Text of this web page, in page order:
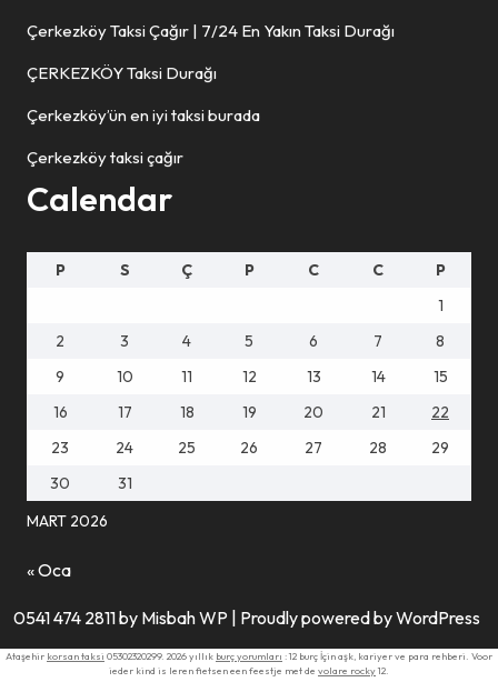
Çerkezköy Taksi Çağır | 7/24 En Yakın Taksi Durağı
ÇERKEZKÖY Taksi Durağı
Çerkezköy’ün en iyi taksi burada
Çerkezköy taksi çağır
Calendar
MART 2026
P S Ç P C C
P
1
2
3 4 5 6 7
8
9
10 11 12 13 14
15
16
17 18 19 20 21
22
23
24 25 26 27 28
29
30
31
« Oca
0541 474 2811 by Misbah WP | Proudly powered by WordPress
Ataşehir korsan taksi 05302320299. 2026 yıllık burç yorumları : 12 burç İçin aşk, kariyer ve para rehberi. Voor
ieder kind is leren fietsen een feestje met de volare rocky12.